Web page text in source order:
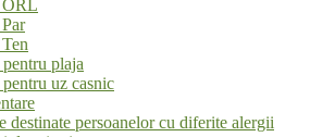
plaja
uz casnic
destinate persoanelor cu diferite alergii